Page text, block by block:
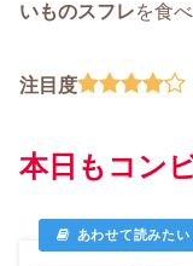
いものスフレを食
注目度
本日もコン